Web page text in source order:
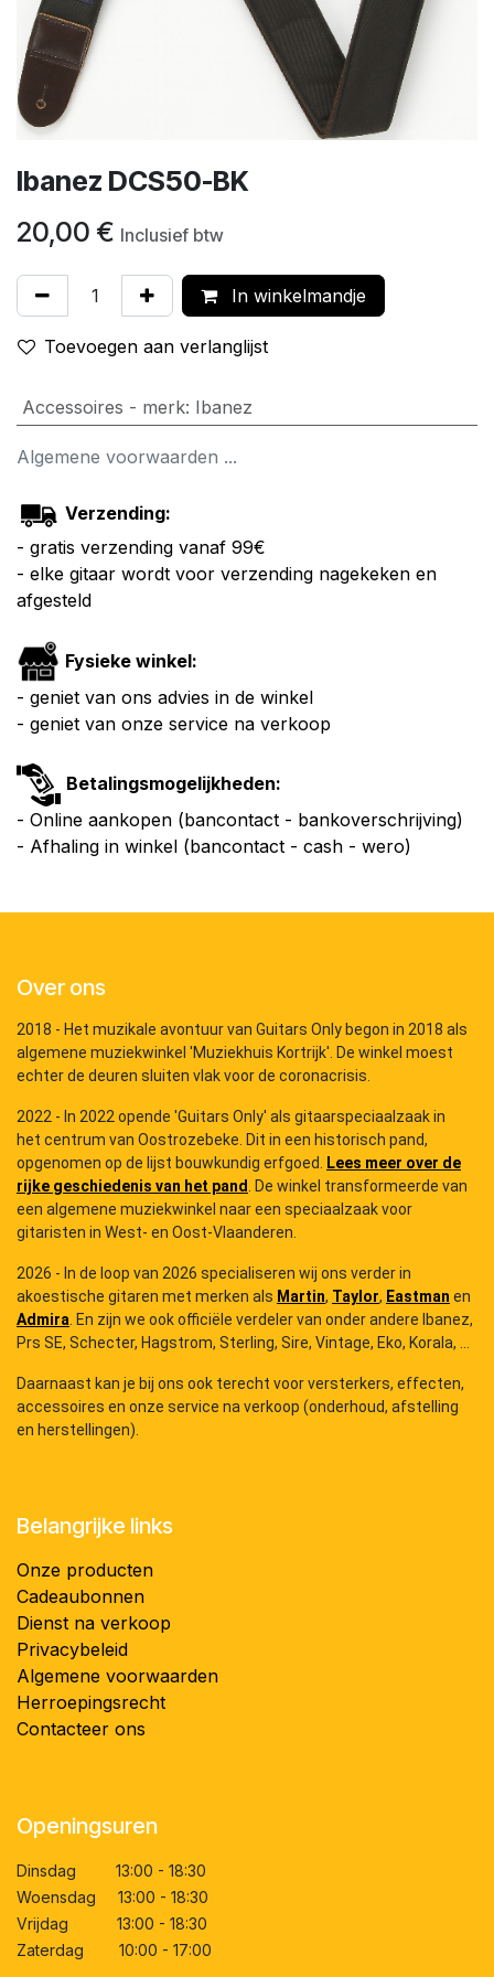
Ibanez DCS50-BK
20,00 € Inclusief btw
In winkelmandje
Toevoegen aan verlanglijst
Accessoires - merk: Ibanez
Algemene voorwaarden ...
Verzending:
- gratis verzending vanaf 99€
- elke gitaar wordt voor verzending nagekeken en
afgesteld
Fysieke winkel:
- geniet van ons advies in de winkel
- geniet van onze service na verkoop
Betalingsmogelijkheden:
- Online aankopen (bancontact - bankoverschrijving)
- Afhaling in winkel (bancontact - cash - wero)
Over ons
2018 - Het muzikale avontuur van Guitars Only begon in 2018 als
algemene muziekwinkel 'Muziekhuis Kortrijk'. De winkel moest
echter de deuren sluiten vlak voor de coronacrisis.
2022 - In 2022 opende 'Guitars Only' als gitaarspeciaalzaak in
het centrum van Oostrozebeke. Dit in een historisch pand,
opgenomen op de lijst bouwkundig erfgoed. Lees meer over de
rijke geschiedenis van het pand. De winkel transformeerde van
een algemene muziekwinkel naar een speciaalzaak voor
gitaristen in West- en Oost-Vlaanderen.
2026 - In de loop van 2026 specialiseren wij ons verder in
akoestische gitaren met merken als Martin, Taylor, Eastman en
Admira. En zijn we ook officiële verdeler van onder andere Ibanez,
Prs SE, Schecter, Hagstrom, Sterling, Sire, Vintage, Eko, Korala, ...
Daarnaast kan je bij ons ook terecht voor versterkers, effecten,
accessoires en onze service na verkoop (onderhoud, afstelling
en herstellingen).
Belangrijke links
Onze producten
Cadeaubonnen
Dienst na verkoop
Privacybeleid
Algemene voorwaarden
Herroepingsrecht
Contacteer ons
Openingsuren
Dinsdag 13:00 - 18:30
Woensdag 13:00 - 18:30
Vrijdag 13:00 - 18:30
Zaterdag 10:00 - 17:00